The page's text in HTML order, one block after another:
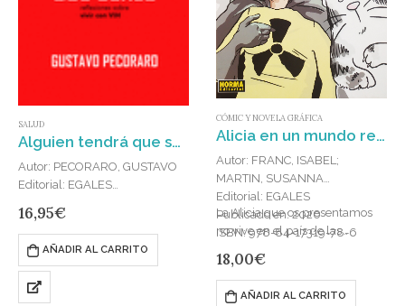
SALUD
Alguien tendrá que serlo. : Reflexiones sobre vivir con VIH
Autor: PECORARO, GUSTAVO
Editorial: EGALES
ISBN: 978-84-19728-51-7
Para las personas que vivimos
con VIH, el 1.º de diciembre son
los 365 días del año.Quienes
decidimos ser visibles no
16,95€
AÑADIR AL CARRITO
CÓMIC Y NOVELA GRÁFICA
Alicia en un mundo real
Autor: FRANC, ISABEL;
MARTIN, SUSANNA
Editorial: EGALES
Publicado en: 2020
ISBN: 978-84-17319-78-6
La Alicia que os presentamos
no vive en el país de las
experiencia que,
lamentablemente, es real…
18,00€
AÑADIR AL CARRITO